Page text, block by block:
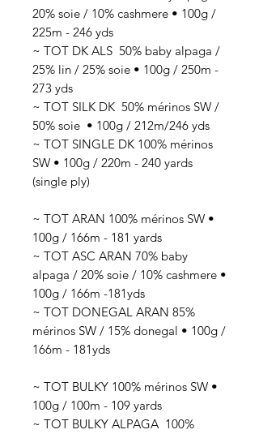
20% soie / 10% cashmere • 100g /
225m - 246 yds
~ TOT DK ALS 50% baby alpaga /
25% lin / 25% soie • 100g / 250m -
273 yds
~ TOT SILK DK 50% mérinos SW /
50% soie • 100g / 212m/246 yds
~ TOT SINGLE DK 100% mérinos
SW • 100g / 220m - 240 yards
(single ply)
~ TOT ARAN 100% mérinos SW •
100g / 166m - 181 yards
~ TOT ASC ARAN 70% baby
alpaga / 20% soie / 10% cashmere •
100g / 166m -181yds
~ TOT DONEGAL ARAN 85%
mérinos SW / 15% donegal • 100g /
166m - 181yds
~ TOT BULKY 100% mérinos SW •
100g / 100m - 109 yards
~ TOT BULKY ALPAGA 100%